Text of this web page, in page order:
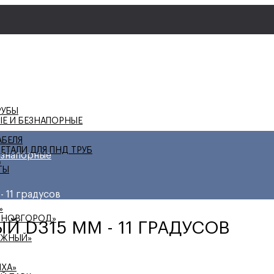
И БЕЗНАПОРНЫЕ
ДЛЯ ПНД ТРУБ
градусов
D315 ММ - 11 ГРАДУСОВ